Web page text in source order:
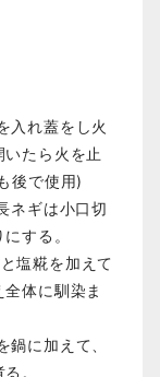
入れ蓋をし火
たら火を止
後で使用)
ネギは小口切
する。
塩糀を加えて
体に馴染ま
に加えて、
。